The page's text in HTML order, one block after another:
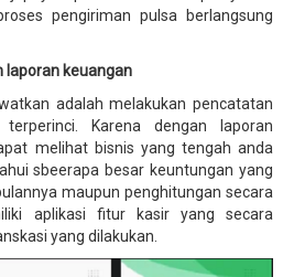
pengiriman pulsa berlangsung
laporan keuangan
adalah melakukan pencatatan
Karena dengan laporan
melihat bisnis yang tengah anda
sbeerapa besar keuntungan yang
maupun penghitungan secara
aplikasi fitur kasir yang secara
yang dilakukan.